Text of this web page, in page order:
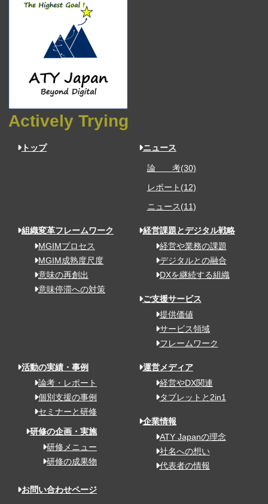
Actively Trying
トップ ニュース
論 考(30)
レポート(12)
ニュース(11)
組織変革フレームワーク
MGIMプロセス
MGIM成熟度尺度
意味の再創出
意味停滞への対策
経営課題とデジタル戦略
経営や業務の課題
デジタルとの融合
DXを継続する組織
ご支援サービス
提供価値
サービス領域
フレームワーク
活動の実績・事例
論考・レポート
個別支援の事例
セミナーと研修
研修の企画・実施
研修メニュー
研修の成果物
運営メディア
経営やDX関連
タブレットと2in1
企業情報
ATY Japanの理念
社名への想い
代表者の情報
お問い合わせページ